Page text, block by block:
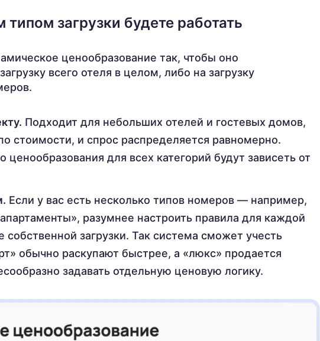
типом загрузки будете работать
ценообразование так, чтобы оно
всего отеля в целом, либо на загрузку
Подходит для небольших отелей и гостевых домов,
стоимости, и спрос распределяется равномерно.
ценообразования для всех категорий будут зависеть от
Если у вас есть несколько типов номеров — например,
разумнее настроить правила для каждой
собственной загрузки. Так система сможет учесть
обычно раскупают быстрее, а «люкс» продается
задавать отдельную ценовую логику.